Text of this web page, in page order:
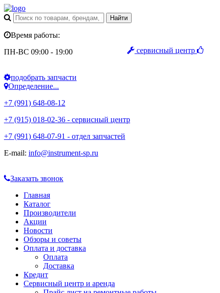
сервисный центр
Время работы:
ПН-ВС 09:00 - 19:00
подобрать запчасти
Определение...
+7 (991) 648-08-12
+7 (915) 018-02-36 - сервисный центр
+7 (991) 648-07-91 - отдел запчастей
E-mail: info@instrument-sp.ru
Заказать звонок
Главная
Каталог
Производители
Акции
Новости
Обзоры и советы
Оплата и доставка
Оплата
Доставка
Кредит
Сервисный центр и аренда